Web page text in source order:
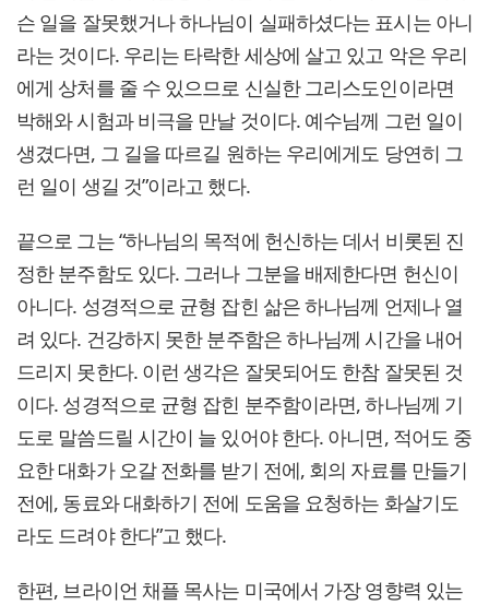
슨 일을 잘못했거나 하나님이 실패하셨다는 표시는 아니
라는 것이다. 우리는 타락한 세상에 살고 있고 악은 우리
에게 상처를 줄 수 있으므로 신실한 그리스도인이라면
박해와 시험과 비극을 만날 것이다. 예수님께 그런 일이
생겼다면, 그 길을 따르길 원하는 우리에게도 당연히 그
런 일이 생길 것”이라고 했다.
끝으로 그는 “하나님의 목적에 헌신하는 데서 비롯된 진
정한 분주함도 있다. 그러나 그분을 배제한다면 헌신이
아니다. 성경적으로 균형 잡힌 삶은 하나님께 언제나 열
려 있다. 건강하지 못한 분주함은 하나님께 시간을 내어
드리지 못한다. 이런 생각은 잘못되어도 한참 잘못된 것
이다. 성경적으로 균형 잡힌 분주함이라면, 하나님께 기
도로 말씀드릴 시간이 늘 있어야 한다. 아니면, 적어도 중
요한 대화가 오갈 전화를 받기 전에, 회의 자료를 만들기
전에, 동료와 대화하기 전에 도움을 요청하는 화살기도
라도 드려야 한다”고 했다.
한편, 브라이언 채플 목사는 미국에서 가장 영향력 있는